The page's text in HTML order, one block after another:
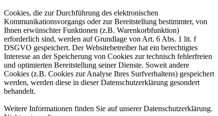
Cookies, die zur Durchführung des elektronischen
Kommunikationsvorgangs oder zur Bereitstellung bestimmter, von
Ihnen erwünschter Funktionen (z.B. Warenkorbfunktion)
erforderlich sind, werden auf Grundlage von Art. 6 Abs. 1 lit. f
DSGVO gespeichert. Der Websitebetreiber hat ein berechtigtes
Interesse an der Speicherung von Cookies zur technisch fehlerfreien
und optimierten Bereitstellung seiner Dienste. Soweit andere
Cookies (z.B. Cookies zur Analyse Ihres Surfverhaltens) gespeichert
werden, werden diese in dieser Datenschutzerklärung gesondert
behandelt.
Weitere Informationen finden Sie auf unserer Datenschutzerklärung.